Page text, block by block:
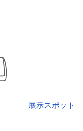
展示スポット